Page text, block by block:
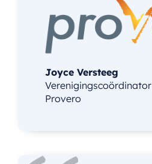
Joyce Versteeg
Verenigingscoördinator
Provero